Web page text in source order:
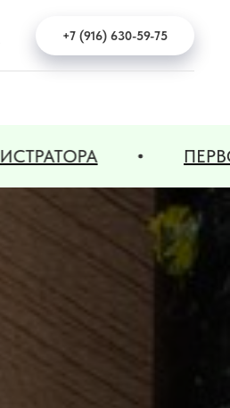
+7 (916) 630-59-75
ПЕРВОЕ ЗАНЯТИЕ